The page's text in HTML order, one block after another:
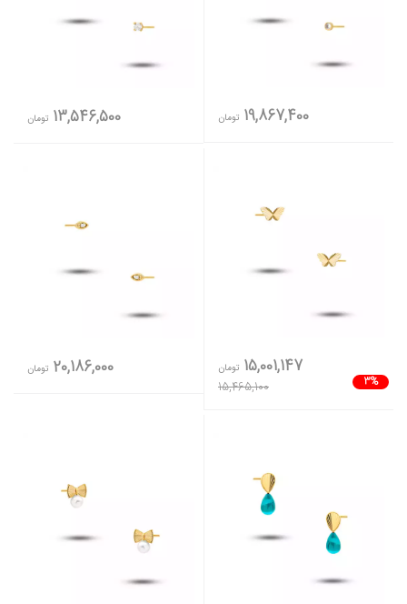
19,867,400 تومان 13,546,500 تومان
3%
15,001,147 تومان
15,465,100
20,186,000 تومان